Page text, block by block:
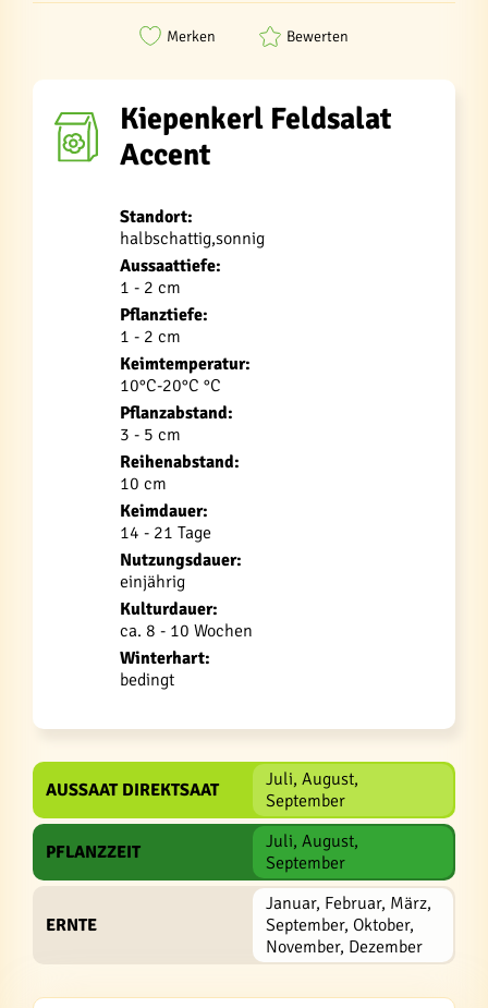
Merken Bewerten
Kiepenkerl Feldsalat
Accent
Standort:
halbschattig,sonnig
Aussaattiefe:
1 - 2 cm
Pflanztiefe:
1 - 2 cm
Keimtemperatur:
10°C-20°C °C
Pflanzabstand:
3 - 5 cm
Reihenabstand:
10 cm
Keimdauer:
14 - 21 Tage
Nutzungsdauer:
einjährig
Kulturdauer:
ca. 8 - 10 Wochen
Winterhart:
bedingt
AUSSAAT DIREKTSAAT
Juli, August,
September
PFLANZZEIT
Juli, August,
September
ERNTE
Januar, Februar, März,
September, Oktober,
November, Dezember